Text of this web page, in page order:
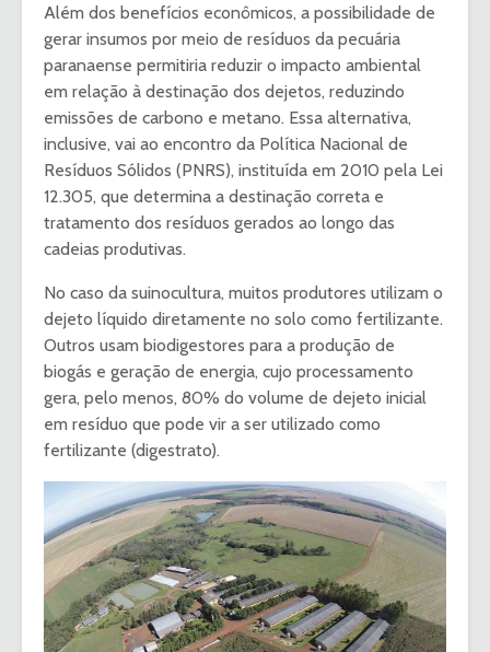
Além dos benefícios econômicos, a possibilidade de
gerar insumos por meio de resíduos da pecuária
paranaense permitiria reduzir o impacto ambiental
em relação à destinação dos dejetos, reduzindo
emissões de carbono e metano. Essa alternativa,
inclusive, vai ao encontro da Política Nacional de
Resíduos Sólidos (PNRS), instituída em 2010 pela Lei
12.305, que determina a destinação correta e
tratamento dos resíduos gerados ao longo das
cadeias produtivas.
No caso da suinocultura, muitos produtores utilizam o
dejeto líquido diretamente no solo como fertilizante.
Outros usam biodigestores para a produção de
biogás e geração de energia, cujo processamento
gera, pelo menos, 80% do volume de dejeto inicial
em resíduo que pode vir a ser utilizado como
fertilizante (digestrato).